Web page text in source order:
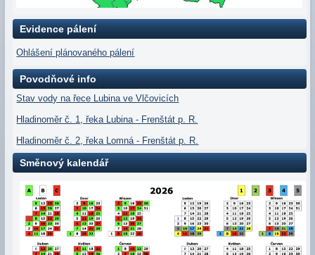
Evidence pálení
Ohlášení plánovaného pálení
Povodňové info
Stav vody na řece Lubina ve Vlčovicích
Hladinoměr č. 1, řeka Lubina - Frenštát p. R.
Hladinoměr č. 2, řeka Lomná - Frenštát p. R.
Směnový kalendář